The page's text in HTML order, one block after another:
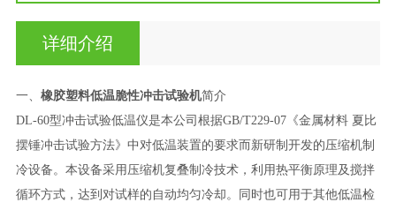
详细介绍
一、 橡胶塑料低温脆性冲击试验机简介
DL-60型冲击试验低温仪是本公司根据GB/T229-07《金属材料 夏比
摆锤冲击试验方法》中对低温装置的要求而新研制开发的压缩机制
冷设备。本设备采用压缩机复叠制冷技术，利用热平衡原理及搅拌
循环方式，达到对试样的自动均匀冷却。同时也可用于其他低温检